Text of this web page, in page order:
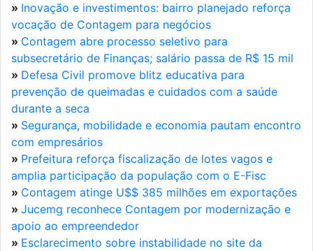
» Inovação e investimentos: bairro planejado reforça
vocação de Contagem para negócios
» Contagem abre processo seletivo para
subsecretário de Finanças; salário passa de R$ 15 mil
» Defesa Civil promove blitz educativa para
prevenção de queimadas e cuidados com a saúde
durante a seca
» Segurança, mobilidade e economia pautam encontro
com empresários
» Prefeitura reforça fiscalização de lotes vagos e
amplia participação da população com o E-Fisc
» Contagem atinge U$$ 385 milhões em exportações
» Jucemg reconhece Contagem por modernização e
apoio ao empreendedor
» Esclarecimento sobre instabilidade no site da